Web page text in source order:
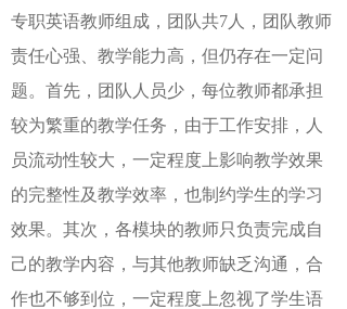
专职英语教师组成，团队共7人，团队教师
责任心强、教学能力高，但仍存在一定问
题。首先，团队人员少，每位教师都承担
较为繁重的教学任务，由于工作安排，人
员流动性较大，一定程度上影响教学效果
的完整性及教学效率，也制约学生的学习
效果。其次，各模块的教师只负责完成自
己的教学内容，与其他教师缺乏沟通，合
作也不够到位，一定程度上忽视了学生语